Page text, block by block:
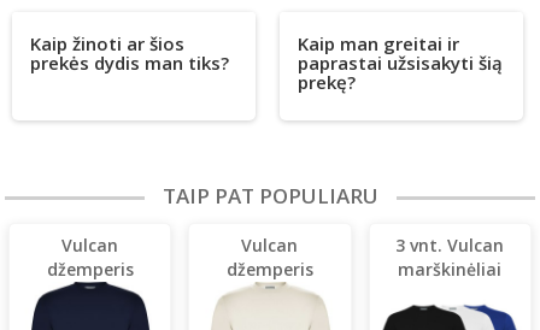
Kaip žinoti ar šios
prekės dydis man tiks?
Kaip man greitai ir
paprastai užsisakyti šią
prekę?
TAIP PAT POPULIARU
Vulcan
džemperis
Vulcan
džemperis
3 vnt. Vulcan
marškinėliai